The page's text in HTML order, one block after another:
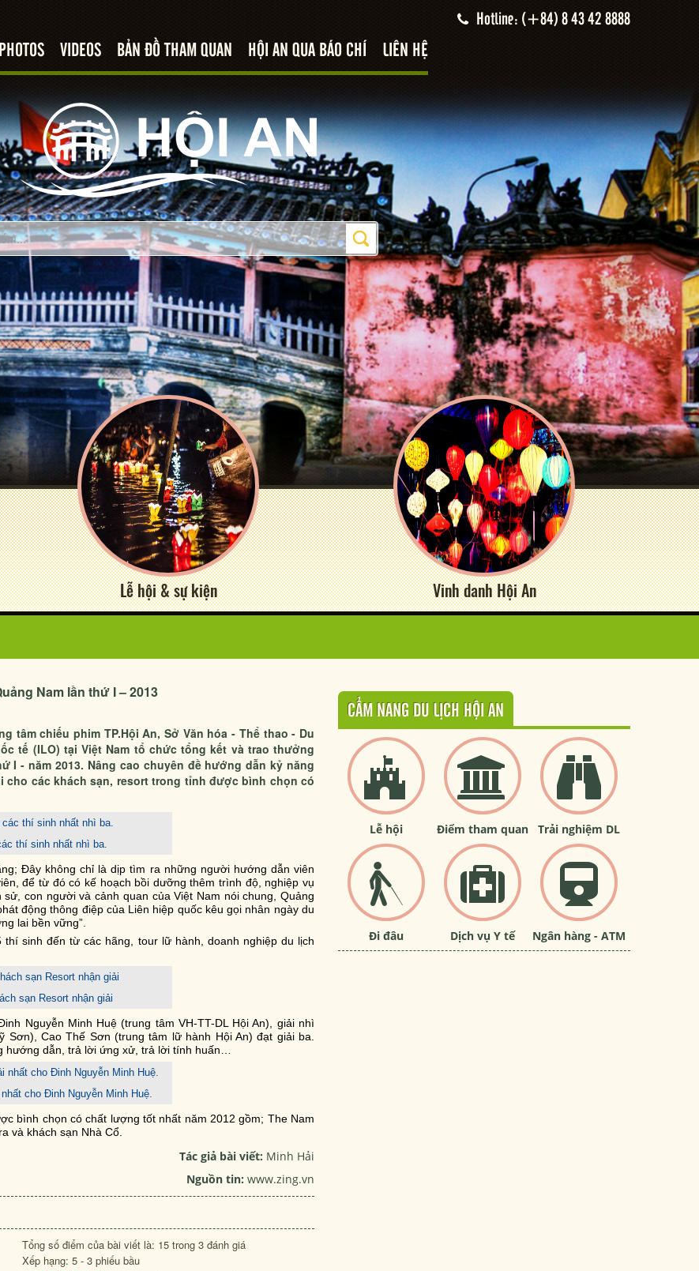
Hotline: (+84) 8 43 42 8888
PHOTOS VIDEOS BẢN ĐỒ THAM QUAN HỘI AN QUA BÁO CHÍ LIÊN HỆ
Lễ hội & sự kiện Vinh danh Hội An
Nam lần thứ I – 2013
tâm chiếu phim TP.Hội An, Sở Văn hóa - Thể thao - Du
tế (ILO) tại Việt Nam tổ chức tổng kết và trao thưởng
- năm 2013. Nâng cao chuyên đề hướng dẫn kỷ năng
các khách sạn, resort trong tỉnh được bình chọn có
thí sinh nhất nhì ba.
Đây không chỉ là dịp tìm ra những người hướng dẫn viên
để từ đó có kế hoạch bồi dưỡng thêm trình độ, nghiệp vụ
con người và cảnh quan của Việt Nam nói chung, Quảng
động thông điệp của Liên hiệp quốc kêu gọi nhân ngày du
lai bền vững”.
sinh đến từ các hãng, tour lữ hành, doanh nghiệp du lịch
sạn Resort nhận giải
Nguyễn Minh Huệ (trung tâm VH-TT-DL Hội An), giải nhì
Cao Thế Sơn (trung tâm lữ hành Hội An) đạt giải ba.
hướng dẫn, trả lời ứng xử, trả lời tính huấn…
cho Đinh Nguyễn Minh Huệ.
bình chọn có chất lượng tốt nhất năm 2012 gồm; The Nam
và khách sạn Nhà Cổ.
Tác giả bài viết: Minh Hải
Nguồn tin: www.zing.vn
Tổng số điểm của bài viết là: 15 trong 3 đánh giá
Xếp hạng: 5 - 3 phiếu bầu
CẨM NANG DU LỊCH HỘI AN
Lễ hội Điểm tham quan Trải nghiệm DL
Đi đâu Dịch vụ Y tế Ngân hàng - ATM